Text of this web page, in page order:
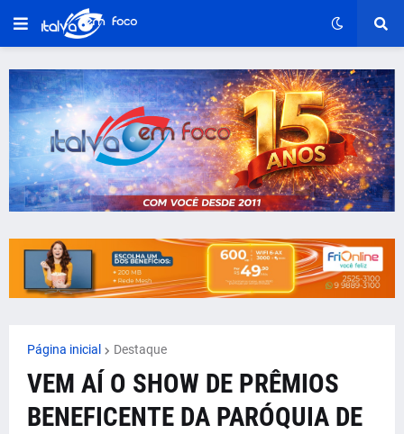
Página inicial Destaque
VEM AÍ O SHOW DE PRÊMIOS
BENEFICENTE DA PARÓQUIA DE